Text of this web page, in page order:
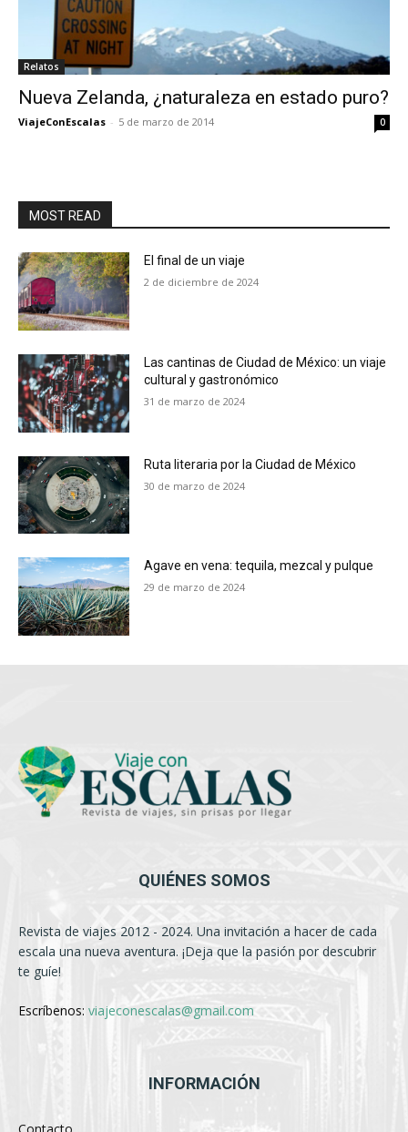
Relatos
Nueva Zelanda, ¿naturaleza en estado puro?
ViajeConEscalas - 5 de marzo de 2014 0
MOST READ
El final de un viaje
2 de diciembre de 2024
Las cantinas de Ciudad de México: un viaje
cultural y gastronómico
31 de marzo de 2024
Ruta literaria por la Ciudad de México
30 de marzo de 2024
Agave en vena: tequila, mezcal y pulque
29 de marzo de 2024
QUIÉNES SOMOS
Revista de viajes 2012 - 2024. Una invitación a hacer de cada
escala una nueva aventura. ¡Deja que la pasión por descubrir
te guíe!
Escríbenos: viajeconescalas@gmail.com
INFORMACIÓN